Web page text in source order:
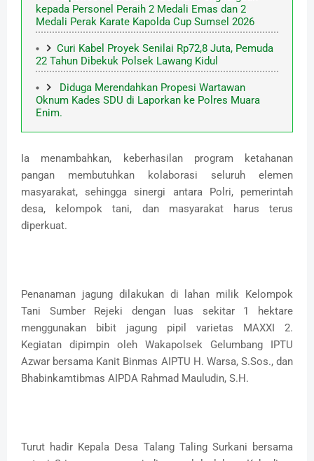
kepada Personel Peraih 2 Medali Emas dan 2
Medali Perak Karate Kapolda Cup Sumsel 2026
Curi Kabel Proyek Senilai Rp72,8 Juta, Pemuda
22 Tahun Dibekuk Polsek Lawang Kidul
Diduga Merendahkan Propesi Wartawan
Oknum Kades SDU di Laporkan ke Polres Muara
Enim.
Ia menambahkan, keberhasilan program ketahanan
pangan membutuhkan kolaborasi seluruh elemen
masyarakat, sehingga sinergi antara Polri, pemerintah
desa, kelompok tani, dan masyarakat harus terus
diperkuat.
Penanaman jagung dilakukan di lahan milik Kelompok
Tani Sumber Rejeki dengan luas sekitar 1 hektare
menggunakan bibit jagung pipil varietas MAXXI 2.
Kegiatan dipimpin oleh Wakapolsek Gelumbang IPTU
Azwar bersama Kanit Binmas AIPTU H. Warsa, S.Sos., dan
Bhabinkamtibmas AIPDA Rahmad Mauludin, S.H.
Turut hadir Kepala Desa Talang Taling Surkani bersama